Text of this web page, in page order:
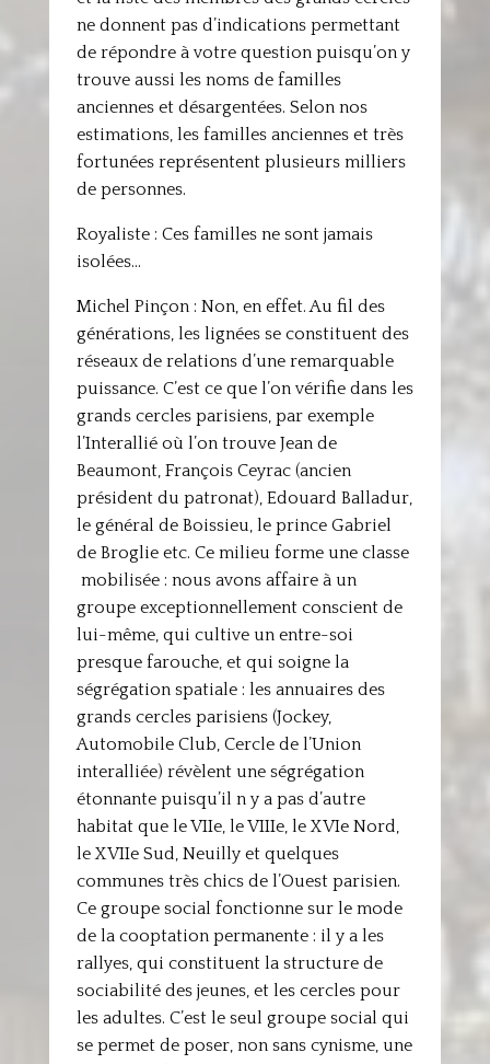
ne donnent pas d’indications permettant
de répondre à votre question puisqu’on y
trouve aussi les noms de familles
anciennes et désargentées. Selon nos
estimations, les familles anciennes et très
fortunées représentent plusieurs milliers
de personnes.
Royaliste : Ces familles ne sont jamais
isolées…
Michel Pinçon : Non, en effet. Au fil des
générations, les lignées se constituent des
réseaux de relations d’une remarquable
puissance. C’est ce que l’on vérifie dans les
grands cercles parisiens, par exemple
l’Interallié où l’on trouve Jean de
Beaumont, François Ceyrac (ancien
président du patronat), Edouard Balladur,
le général de Boissieu, le prince Gabriel
de Broglie etc. Ce milieu forme une classe
mobilisée : nous avons affaire à un
groupe exceptionnellement conscient de
lui-même, qui cultive un entre-soi
presque farouche, et qui soigne la
ségrégation spatiale : les annuaires des
grands cercles parisiens (Jockey,
Automobile Club, Cercle de l’Union
interalliée) révèlent une ségrégation
étonnante puisqu’il n y a pas d’autre
habitat que le VIIe, le VIIIe, le XVIe Nord,
le XVIIe Sud, Neuilly et quelques
communes très chics de l’Ouest parisien.
Ce groupe social fonctionne sur le mode
de la cooptation permanente : il y a les
rallyes, qui constituent la structure de
sociabilité des jeunes, et les cercles pour
les adultes. C’est le seul groupe social qui
se permet de poser, non sans cynisme, une